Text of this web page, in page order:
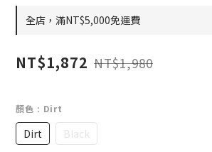
全店，滿NT$5,000免運費
NT$1,872 NT$1,980
顏色 : Dirt
Dirt Black